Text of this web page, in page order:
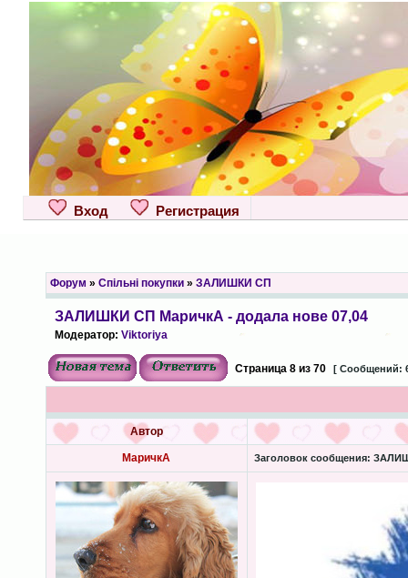
Вход Регистрация
Форум » Спільні покупки» ЗАЛИШКИ СП
ЗАЛИШКИ СП МаричкА - додала нове 07,04
Модератор: Viktoriya
Страница 8из 70 [ Сообщений:
Автор
МаричкА Заголовок сообщения: